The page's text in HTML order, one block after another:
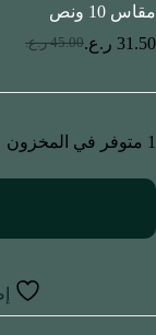
مقاس 10 ونص
45.00 ر.ع. 31.50 ر.ع.
1 متوفر في المخزون